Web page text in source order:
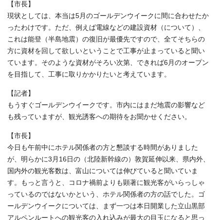
【市長】
現状としては、本当は5月のゴールデンウイークに間に合わせたか
ったわけです。ただ、例えば電線などの建設資材（について）、
これは能登（半島地震）の復旧が最優先ですので、全てそちらの
方に資材を回して欲しいということで工事が止まっていると聞い
ています。そのような資材がそろい次第、できれば6月のオープン
を目指して、工事に取りかかりたいと考えています。
【記者】
もうすぐゴールデンウイークです。市内にはまだ地震の影響など
も残っていますが、観光誘客への期待をお聞かせください。
【市長】
今日も午前中にホテル関係者の方と懇談する時間がありました
が、明らかに3月16日の（北陸新幹線の）敦賀延伸以来、県内外、
国内外の観光客数は、富山については伸びていると聞いていま
す。もっと言うと、コロナ禍前よりも顕著に観光客がいらっしゃ
っているのではないかという、ホテル関係者の方の話でした。ゴ
ールデンウイークについては、まず一つは本日開業した立山黒部
アルペンルートへの観光客の入れ込みが最大の目玉になると思っ